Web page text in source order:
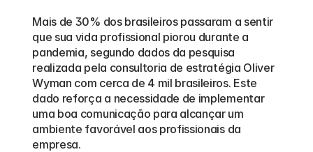
Mais de 30% dos brasileiros passaram a sentir
que sua vida profissional piorou durante a
pandemia, segundo dados da pesquisa
realizada pela consultoria de estratégia Oliver
Wyman com cerca de 4 mil brasileiros. Este
dado reforça a necessidade de implementar
uma boa comunicação para alcançar um
ambiente favorável aos profissionais da
empresa.